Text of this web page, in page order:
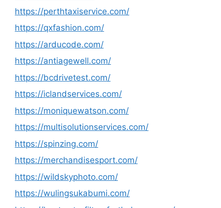
https://perthtaxiservice.com/
https://qxfashion.com/
https://arducode.com/
https://antiagewell.com/
https://bcdrivetest.com/
https://iclandservices.com/
https://moniquewatson.com/
https://multisolutionservices.com/
https://spinzing.com/
https://merchandisesport.com/
https://wildskyphoto.com/
https://wulingsukabumi.com/